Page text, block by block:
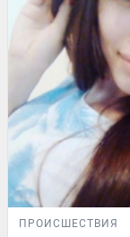
ПРОИСШЕСТВИЯ